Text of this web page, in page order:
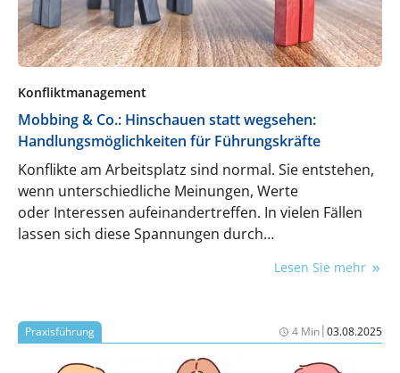
Konfliktmanagement
Mobbing & Co.: Hinschauen statt wegsehen:
Handlungsmöglichkeiten für Führungskräfte
Konflikte am Arbeitsplatz sind normal. Sie entstehen,
wenn unterschiedliche Meinungen, Werte
oder Interessen aufeinandertreffen. In vielen Fällen
lassen sich diese Spannungen durch
auflösen. Doch was, wenn sich Konflikte in eine
Personen nicht nur diskutieren, sondern gezielt
andere ausgrenzen, manipulieren oder unter Druck
setzen?
Lesen Sie mehr
Praxisführung 4 Min|03.08.2025